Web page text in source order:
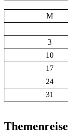
M
3
10
17
24
31
Themenreise